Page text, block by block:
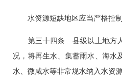
水资源短缺地区应当严格控制
第三十四条 县级以上地方人
况，将再生水、集蓄雨水、海水
水、微咸水等非常规水纳入水资